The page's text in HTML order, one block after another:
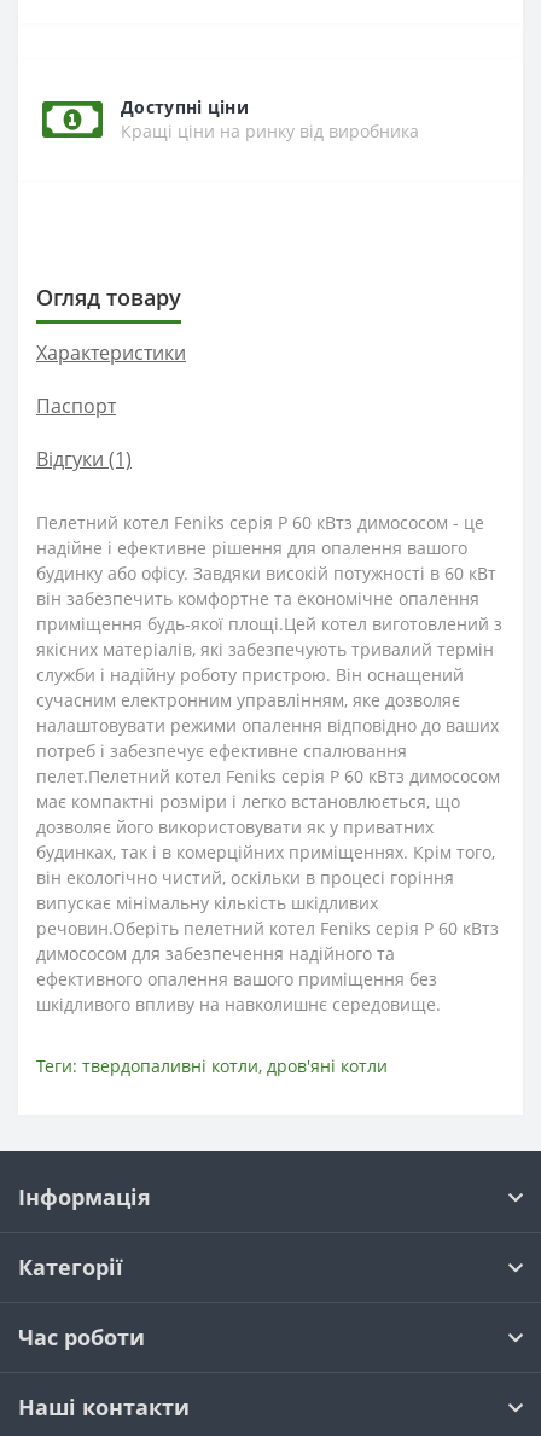
Доступні ціни
Кращі ціни на ринку від виробника
Огляд товару
Характеристики
Паспорт
Відгуки (1)
Пелетний котел Feniks серія P 60 кВтз димососом - це
надійне і ефективне рішення для опалення вашого
будинку або офісу. Завдяки високій потужності в 60 кВт
він забезпечить комфортне та економічне опалення
приміщення будь-якої площі.Цей котел виготовлений з
якісних матеріалів, які забезпечують тривалий термін
служби і надійну роботу пристрою. Він оснащений
сучасним електронним управлінням, яке дозволяє
налаштовувати режими опалення відповідно до ваших
потреб і забезпечує ефективне спалювання
пелет.Пелетний котел Feniks серія P 60 кВтз димососом
має компактні розміри і легко встановлюється, що
дозволяє його використовувати як у приватних
будинках, так і в комерційних приміщеннях. Крім того,
він екологічно чистий, оскільки в процесі горіння
випускає мінімальну кількість шкідливих
речовин.Оберіть пелетний котел Feniks серія P 60 кВтз
димососом для забезпечення надійного та
ефективного опалення вашого приміщення без
шкідливого впливу на навколишнє середовище.
Теги: твердопаливні котли, дров'яні котли
Інформація
Категорії
Час роботи
Наші контакти